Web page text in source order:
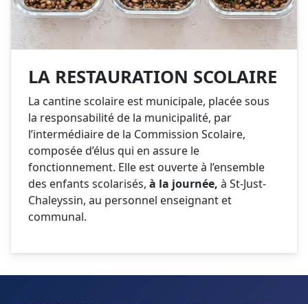
LA RESTAURATION SCOLAIRE
La cantine scolaire est municipale, placée sous
la responsabilité de la municipalité, par
l’intermédiaire de la Commission Scolaire,
composée d’élus qui en assure le
fonctionnement. Elle est ouverte à l’ensemble
des enfants scolarisés, à la journée, à St-Just-
Chaleyssin, au personnel enseignant et
communal.